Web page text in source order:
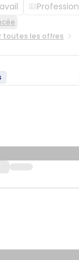
Profession
toutes les offres